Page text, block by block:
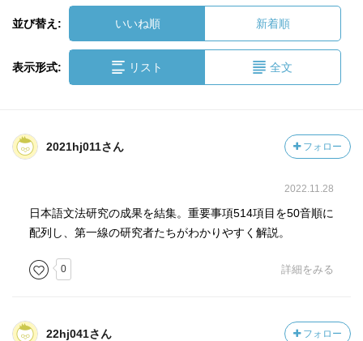
並び替え: いいね順 新着順
表示形式: リスト 全文
2021hj011さん フォロー
2022.11.28
日本語文法研究の成果を結集。重要事項514項目を50音順に
配列し、第一線の研究者たちがわかりやすく解説。
0 詳細をみる
22hj041さん フォロー